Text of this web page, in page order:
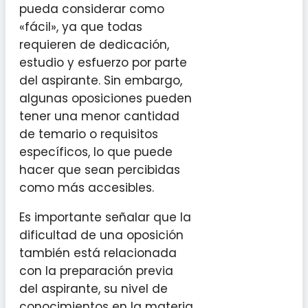
pueda considerar como
«fácil», ya que todas
requieren de dedicación,
estudio y esfuerzo por parte
del aspirante. Sin embargo,
algunas oposiciones pueden
tener una menor cantidad
de temario o requisitos
específicos, lo que puede
hacer que sean percibidas
como más accesibles.
Es importante señalar que la
dificultad de una oposición
también está relacionada
con la preparación previa
del aspirante, su nivel de